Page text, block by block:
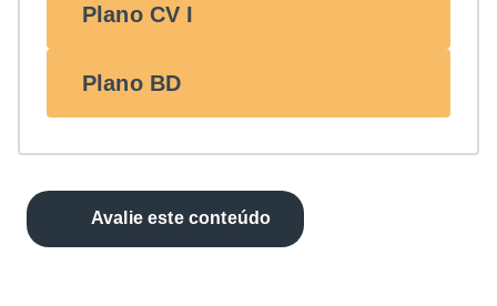
Plano CV I
Plano BD
Avalie este conteúdo